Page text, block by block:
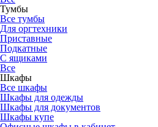
Тумбы
Все тумбы
Для оргтехники
Приставные
Подкатные
С ящиками
Все
Шкафы
Все шкафы
Шкафы для одежды
Шкафы для документов
Шкафы купе